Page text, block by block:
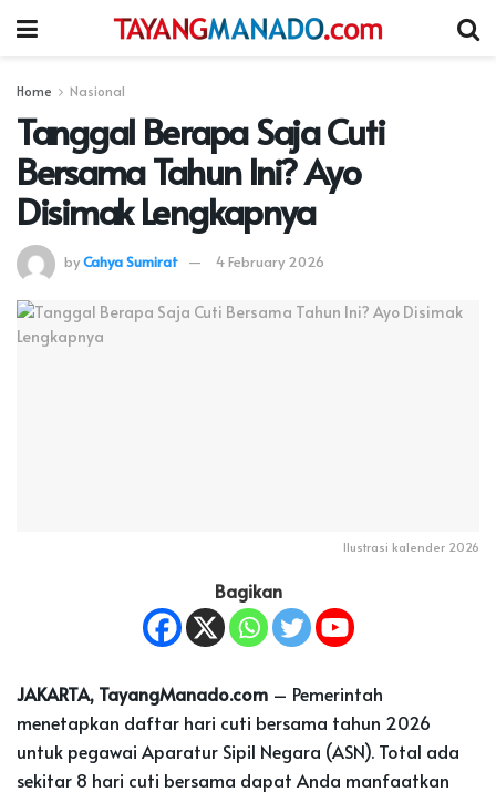
Home Nasional
Tanggal Berapa Saja Cuti
Bersama Tahun Ini? Ayo
Disimak Lengkapnya
byCahya Sumirat 4 February 2026
Ilustrasi kalender 2026
Bagikan
JAKARTA, TayangManado.com – Pemerintah
menetapkan daftar hari cuti bersama tahun 2026
untuk pegawai Aparatur Sipil Negara (ASN). Total ada
sekitar 8 hari cuti bersama dapat Anda manfaatkan